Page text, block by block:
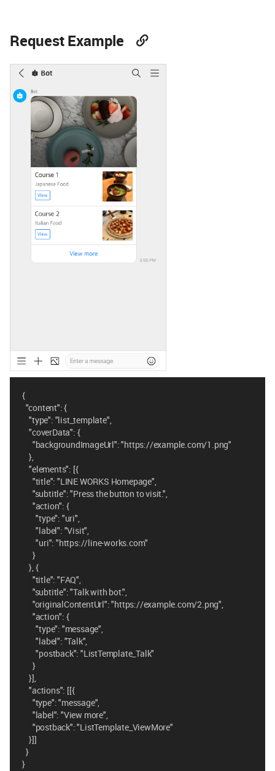
Request Example
{
"content": {
"type": "list_template",
"coverData": {
"backgroundImageUrl": "https://example.com/1.png"
},
"elements": [{
"title": "LINE WORKS Homepage",
"subtitle": "Press the button to visit.",
"action": {
"type": "uri",
"label": "Visit",
"uri": "https://line-works.com"
}
}, {
"title": "FAQ",
"subtitle": "Talk with bot.",
"originalContentUrl": "https://example.com/2.png",
"action": {
"type": "message",
"label": "Talk",
"postback": "ListTemplate_Talk"
}
}],
"actions": [[{
"type": "message",
"label": "View more",
"postback": "ListTemplate_ViewMore"
}]]
}
}